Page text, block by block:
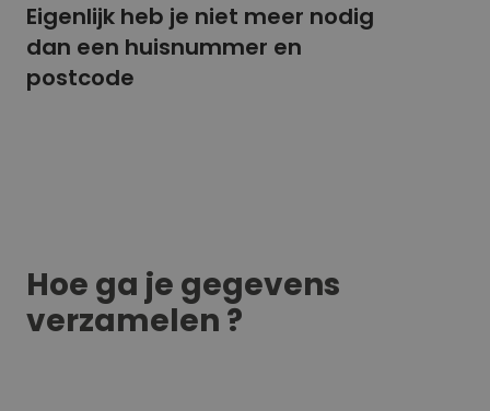
Eigenlijk heb je niet meer nodig
dan een huisnummer en
postcode
Hoe ga je gegevens
verzamelen ?